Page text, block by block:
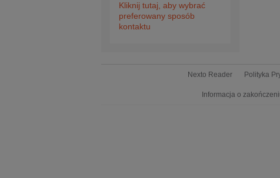
Kliknij tutaj, aby wybrać
preferowany sposób
kontaktu
Nexto Reader Polityka
Informacja o